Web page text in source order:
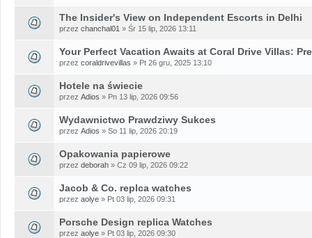
The Insider's View on Independent Escorts in Delhi
przez chanchal01 » Śr 15 lip, 2026 13:11
Your Perfect Vacation Awaits at Coral Drive Villas:
przez coraldrivevillas » Pt 26 gru, 2025 13:10
Hotele na świecie
przez Adios » Pn 13 lip, 2026 09:56
Wydawnictwo Prawdziwy Sukces
przez Adios » So 11 lip, 2026 20:19
Opakowania papierowe
przez deborah » Cz 09 lip, 2026 09:22
Jacob & Co. replca watches
przez aolye » Pt 03 lip, 2026 09:31
Porsche Design replica Watches
przez aolye » Pt 03 lip, 2026 09:30